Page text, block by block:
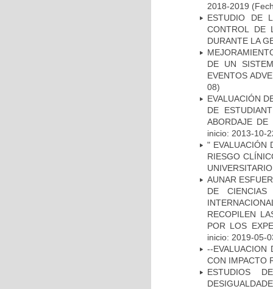
2018-2019
ESTUDIO DE
CONTROL DE
DURANTE LA
DE UN
EVENTOS
08)
EVALUACIÓN
DE
ABORDAJE
inicio: 2013-10-
" EVALUACIÓN
RIESGO
AUNAR
DE
RECOPILEN
POR LOS
inicio: 2019-05-
--EVALUACION
CON IMPACTO
ESTUDIOS